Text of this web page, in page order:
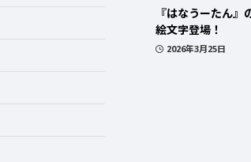
『はなうーたん』
絵文字登場！
2026年3月25日